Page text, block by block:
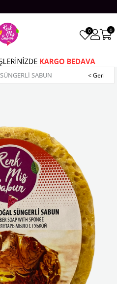
0
0
SÜNGERLI SABUN